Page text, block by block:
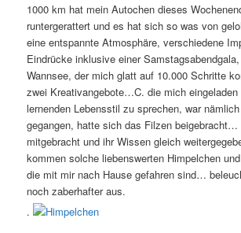
1000 km hat mein Autochen dieses
runtergerattert und es hat sich so was von
eine entspannte Atmosphäre, verschiedene
Eindrücke inklusive einer
Wannsee, der mich glatt auf 10.000 Schritte
zwei Kreativangebote…C. die mich eingeladen
lernenden Lebensstil zu sprechen, war
gegangen, hatte sich das Filzen beigebracht…
mitgebracht und ihr Wissen gleich
kommen solche liebenswerten Himpelchen
die mit mir nach Hause gefahren sind…
noch zaberhafter aus.
.